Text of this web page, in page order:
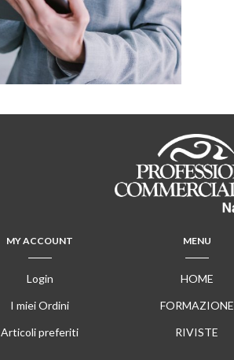
MY ACCOUNT
Login
I miei Ordini
Articoli preferiti
MENU
HOME
FORMAZIONE
RIVISTE